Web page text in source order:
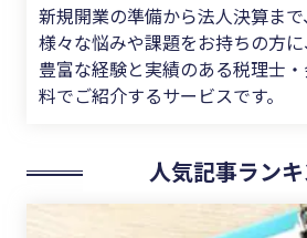
新規開業の準備から法人決算ま
様々な悩みや課題をお持ちの方
豊富な経験と実績のある税理士
料でご紹介するサービスです。
人気記事ラン